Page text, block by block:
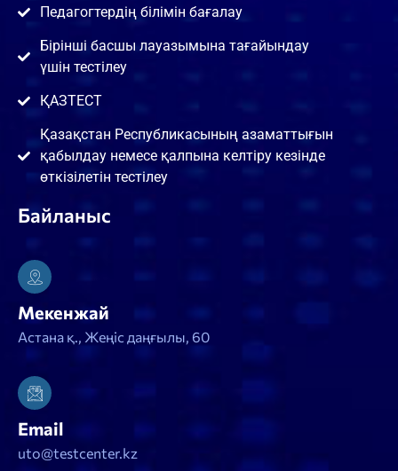
Педагогтердің білімін бағалау
Бірінші басшы лауазымына тағайындау
үшін тестілеу
ҚАЗТЕСТ
Қазақстан Республикасының азаматтығын
қабылдау немесе қалпына келтіру кезінде
өткізілетін тестілеу
Байланыс
Мекенжай
Астана қ., Жеңіс даңғылы, 60
Email
uto@testcenter.kz